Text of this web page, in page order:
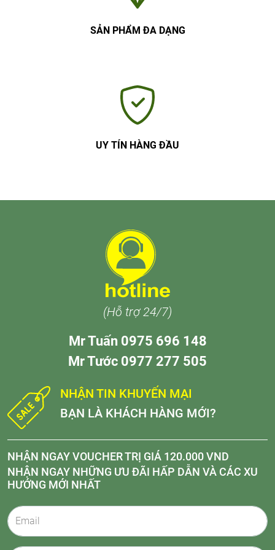
SẢN PHẨM ĐA DẠNG
UY TÍN HÀNG ĐẦU
(Hỗ trợ 24/7)
Mr Tuấn 0975 696 148
Mr Tước 0977 277 505
NHẬN TIN KHUYẾN MẠI
BẠN LÀ KHÁCH HÀNG MỚI?
NHẬN NGAY VOUCHER TRỊ GIÁ 120.000 VND
NHẬN NGAY NHỮNG ƯU ĐÃI HẤP DẪN VÀ CÁC XU
HƯỚNG MỚI NHẤT